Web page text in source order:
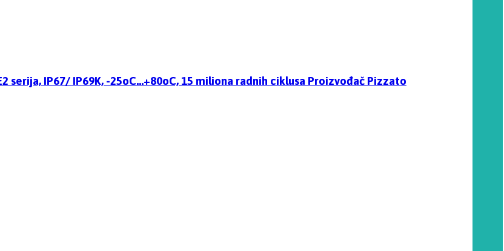
serija, IP67/ IP69K, -25oC…+80oC, 15 miliona radnih ciklusa Proizvođač Pizzato